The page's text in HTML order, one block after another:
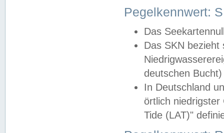
Pegelkennwert:
Das
Das SKN
deutschen
In Deutschland
örtlich
Tide (LAT)"